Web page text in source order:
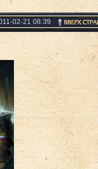
02-21 08:39